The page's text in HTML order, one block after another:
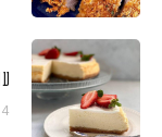
4 ביוני 2026